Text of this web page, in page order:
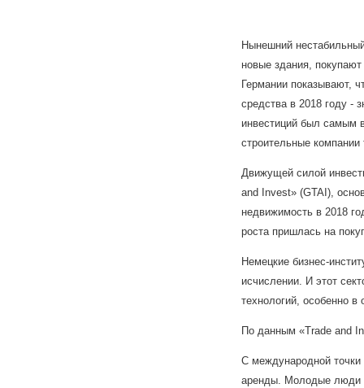
Нынешний
новые здания,
Германии показывают,
средства в 2018 году -
инвестиций был самым
строительные
Движущей силой
and Invest» (GTAI),
недвижимость в 2018
роста пришлась на
Немецкие бизнес-
исчислении. И этот
технологий, особенно в
По данным «Trade and
С международной
аренды. Молодые люди